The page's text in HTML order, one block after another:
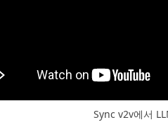
Sync v2v에서